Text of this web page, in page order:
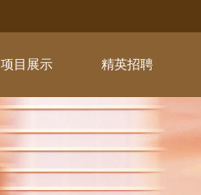
项目展示 精英招聘